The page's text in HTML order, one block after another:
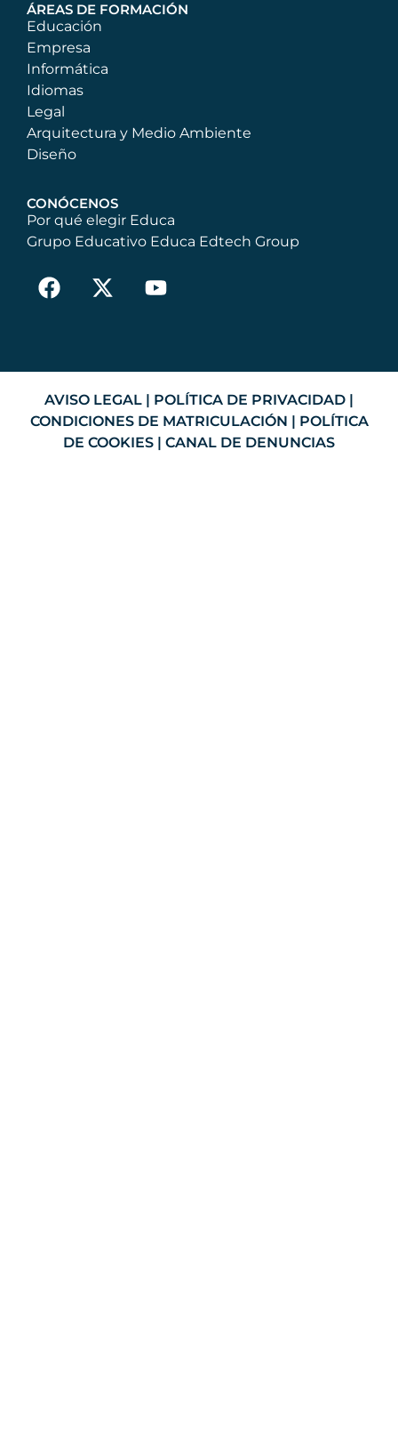
ÁREAS DE FORMACIÓN
Educación
Empresa
Informática
Idiomas
Legal
Arquitectura y Medio Ambiente
Diseño
CONÓCENOS
Por qué elegir Educa
Grupo Educativo Educa Edtech Group
AVISO LEGAL | POLÍTICA DE PRIVACIDAD |
CONDICIONES DE MATRICULACIÓN | POLÍTICA
DE COOKIES | CANAL DE DENUNCIAS